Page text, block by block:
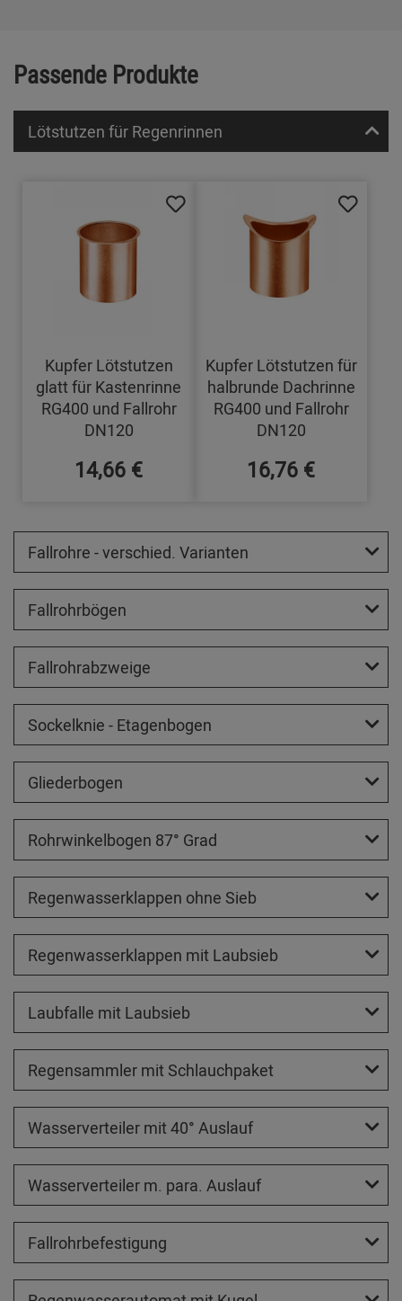
Passende Produkte
Lötstutzen für Regenrinnen
Kupfer Lötstutzen
glatt für Kastenrinne
RG400 und Fallrohr
DN120
14,66 €
Kupfer Lötstutzen für
halbrunde Dachrinne
RG400 und Fallrohr
DN120
16,76 €
Fallrohre - verschied. Varianten
Fallrohrbögen
Fallrohrabzweige
Sockelknie - Etagenbogen
Gliederbogen
Rohrwinkelbogen 87° Grad
Regenwasserklappen ohne Sieb
Regenwasserklappen mit Laubsieb
Laubfalle mit Laubsieb
Regensammler mit Schlauchpaket
Wasserverteiler mit 40° Auslauf
Wasserverteiler m. para. Auslauf
Fallrohrbefestigung